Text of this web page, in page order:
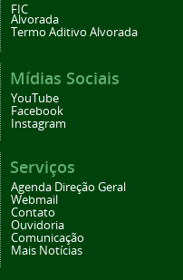
FIC
Alvorada
Termo Aditivo Alvorada
Mídias Sociais
YouTube
Facebook
Instagram
Serviços
Agenda Direção Geral
Webmail
Contato
Ouvidoria
Comunicação
Mais Notícias